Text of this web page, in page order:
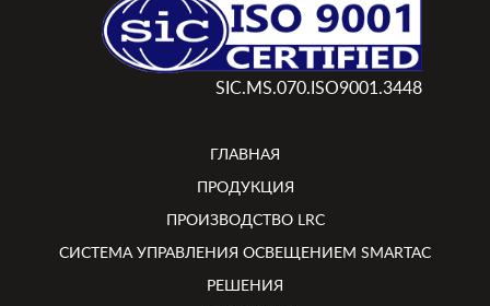
SIC.MS.070.ISO9001.3448
ГЛАВНАЯ
ПРОДУКЦИЯ
ПРОИЗВОДСТВО LRC
СИСТЕМА УПРАВЛЕНИЯ ОСВЕЩЕНИЕМ SMARTAC
РЕШЕНИЯ